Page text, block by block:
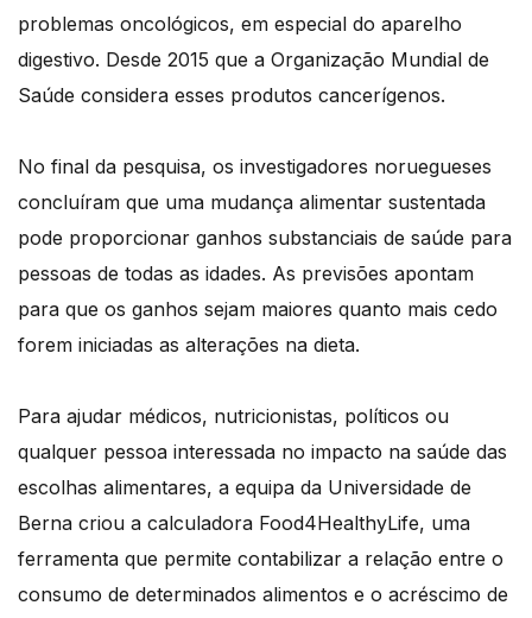
problemas oncológicos, em especial do aparelho
digestivo. Desde 2015 que a Organização Mundial de
Saúde considera esses produtos cancerígenos.
No final da pesquisa, os investigadores noruegueses
concluíram que uma mudança alimentar sustentada
pode proporcionar ganhos substanciais de saúde para
pessoas de todas as idades. As previsões apontam
para que os ganhos sejam maiores quanto mais cedo
forem iniciadas as alterações na dieta.
Para ajudar médicos, nutricionistas, políticos ou
qualquer pessoa interessada no impacto na saúde das
escolhas alimentares, a equipa da Universidade de
Berna criou a calculadora Food4HealthyLife, uma
ferramenta que permite contabilizar a relação entre o
consumo de determinados alimentos e o acréscimo de